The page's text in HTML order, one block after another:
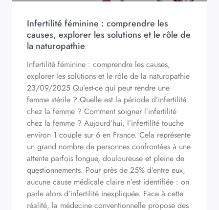
Infertilité féminine : comprendre les
causes, explorer les solutions et le rôle de
la naturopathie
Infertilité féminine : comprendre les causes,
explorer les solutions et le rôle de la naturopathie
23/09/2025 Qu’est-ce qui peut rendre une
femme stérile ? Quelle est la période d’infertilité
chez la femme ? Comment soigner l’infertilité
chez la femme ? Aujourd’hui, l’infertilité touche
environ 1 couple sur 6 en France. Cela représente
un grand nombre de personnes confrontées à une
attente parfois longue, douloureuse et pleine de
questionnements. Pour près de 25% d’entre eux,
aucune cause médicale claire n’est identifiée : on
parle alors d’infertilité inexpliquée. Face à cette
réalité, la médecine conventionnelle propose des